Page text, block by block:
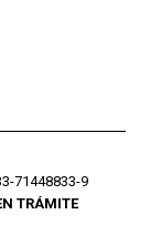
71448833-9
TRÁMITE